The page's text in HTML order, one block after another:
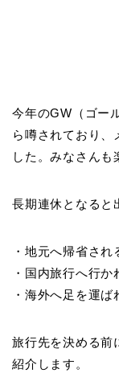
今年のGW（ゴー
ら噂されており、
した。みなさんも
長期連休となると
・地元へ帰省され
・国内旅行へ行か
・海外へ足を運ば
旅行先を決める前
紹介します。